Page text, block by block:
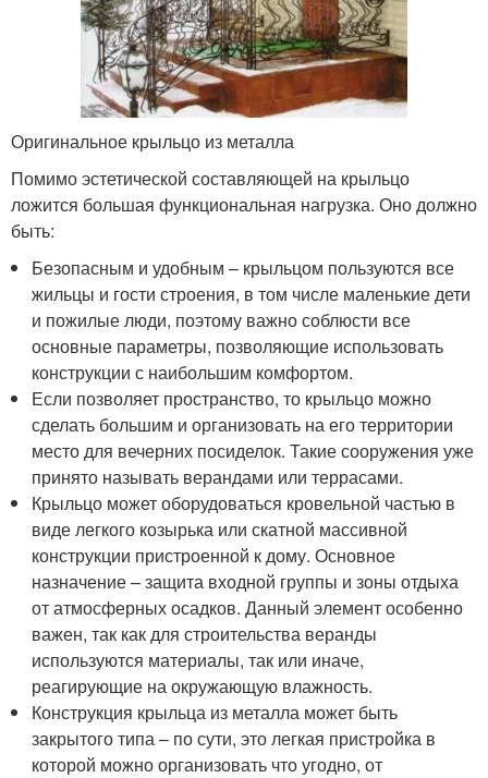
Оригинальное крыльцо из металла
Помимо эстетической составляющей на крыльцо
ложится большая функциональная нагрузка. Оно должно
быть:
Безопасным и удобным – крыльцом пользуются все
жильцы и гости строения, в том числе маленькие дети
и пожилые люди, поэтому важно соблюсти все
основные параметры, позволяющие использовать
конструкции с наибольшим комфортом.
Если позволяет пространство, то крыльцо можно
сделать большим и организовать на его территории
место для вечерних посиделок. Такие сооружения уже
принято называть верандами или террасами.
Крыльцо может оборудоваться кровельной частью в
виде легкого козырька или скатной массивной
конструкции пристроенной к дому. Основное
назначение – защита входной группы и зоны отдыха
от атмосферных осадков. Данный элемент особенно
важен, так как для строительства веранды
используются материалы, так или иначе,
реагирующие на окружающую влажность.
Конструкция крыльца из металла может быть
закрытого типа – по сути, это легкая пристройка в
которой можно организовать что угодно, от